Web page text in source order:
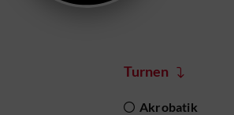
Turnen
Akrobatik